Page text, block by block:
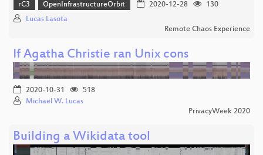
rC3 OpenInfrastructureOrbit 2020-12-28
130
Lucas Lasota
Remote Chaos Experience
If Agatha Christie ran Unix cons
2020-10-31
518
Michael W. Lucas
PrivacyWeek 2020
Building a Wikidata tool